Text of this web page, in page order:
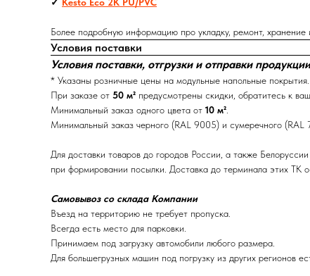
Более подробную информацию про укладку, ремонт,
Условия поставки
Условия поставки, отгрузки и отправки
* Указаны розничные цены на модульные напольные покрытия.
При заказе от 50 м² предусмотрены скидки, обратитесь к
Минимальный заказ одного цвета от 10 м²
Минимальный заказ черного (RAL 9005) и сумеречного (RAL
Для доставки товаров до городов России, а также
при формировании посылки. Доставка до терминала этих ТК
Самовывоз со склада Компании
Въезд на территорию не требует пропуска.
Всегда есть место для парковки.
Принимаем под загрузку автомобили любого размера.
Для большегрузных машин под погрузку из других регионов